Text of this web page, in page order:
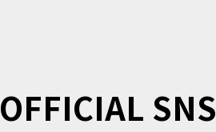
OFFICIAL SNS